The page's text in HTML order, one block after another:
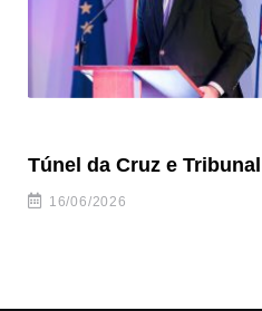
Túnel da Cruz e
16/06/2026